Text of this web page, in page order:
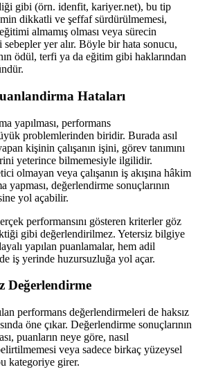
gibi (örn. idenfit, kariyer.net), bu tip
dikkatli ve şeffaf sürdürülmemesi,
almamış olması veya sürecin
yer alır. Böyle bir hata sonucu,
ödül, terfi ya da eğitim gibi haklarından
Hataları
yapılması, performans
problemlerinden biridir. Burada asıl
kişinin çalışanın işini, görev tanımını
yeterince bilmemesiyle ilgilidir.
olmayan veya çalışanın iş akışına hâkim
yapması, değerlendirme sonuçlarının
yol açabilir.
performansını gösteren kriterler göz
gibi değerlendirilmez. Yetersiz bilgiye
yapılan puanlamalar, hem adil
iş yerinde huzursuzluğa yol açar.
Değerlendirme
performans değerlendirmeleri de haksız
öne çıkar. Değerlendirme sonuçlarının
puanların neye göre, nasıl
veya sadece birkaç yüzeysel
kategoriye girer.